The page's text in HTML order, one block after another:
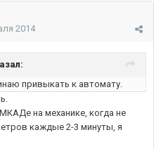
2014
привыкать к автомату.
на механике, когда не
каждые 2-3 минуты, я